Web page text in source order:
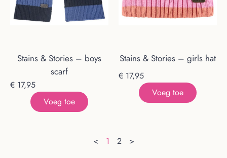
Stains & Stories – boys
scarf
€ 17,95
Voeg toe
Stains & Stories – girls hat
€ 17,95
Voeg toe
< 1 2 >